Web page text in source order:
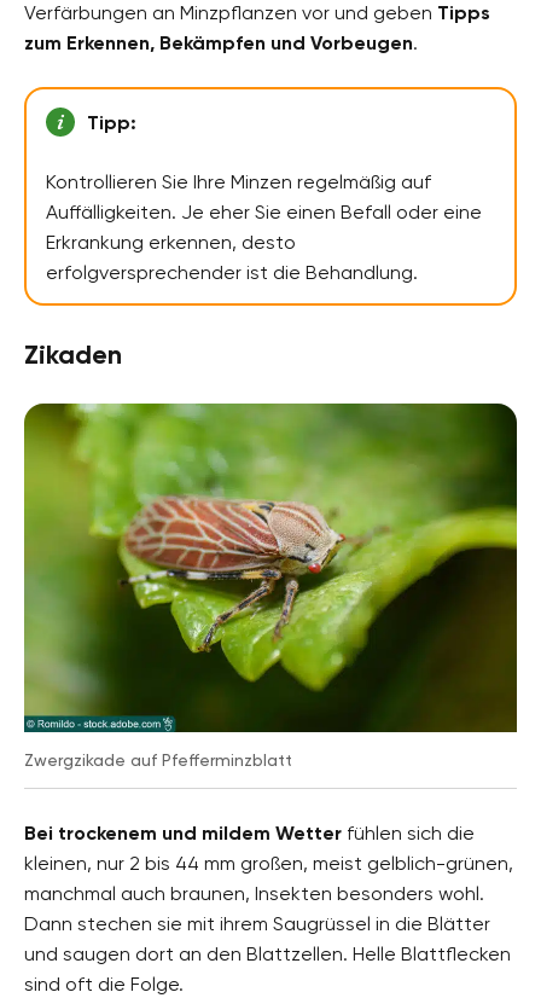
Verfärbungen an Minzpflanzen vor und geben Tipps
zum Erkennen, Bekämpfen und Vorbeugen.
Tipp:
Kontrollieren Sie Ihre Minzen regelmäßig auf
Auffälligkeiten. Je eher Sie einen Befall oder eine
Erkrankung erkennen, desto
erfolgversprechender ist die Behandlung.
Zikaden
Zwergzikade auf Pfefferminzblatt
Bei trockenem und mildem Wetter fühlen sich die
kleinen, nur 2 bis 44 mm großen, meist gelblich-grünen,
manchmal auch braunen, Insekten besonders wohl.
Dann stechen sie mit ihrem Saugrüssel in die Blätter
und saugen dort an den Blattzellen. Helle Blattflecken
sind oft die Folge.